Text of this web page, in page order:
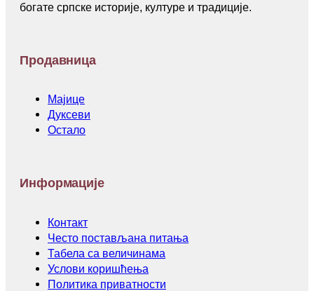
богате српске историје, културе и традиције.
Продавница
Мајице
Дуксеви
Остало
Информације
Контакт
Често постављана питања
Табела са величинама
Услови коришћења
Политика приватности